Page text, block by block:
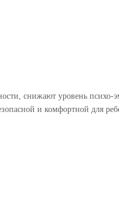
снижают уровень
и комфортной для